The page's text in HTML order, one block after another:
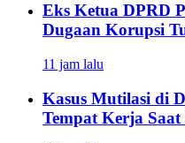
Eks Ketua DPRD
Dugaan Korupsi
11 jam lalu
Kasus Mutilasi di
Tempat Kerja